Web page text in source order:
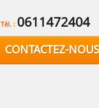
Tél. : 0611472404
CONTACTEZ-